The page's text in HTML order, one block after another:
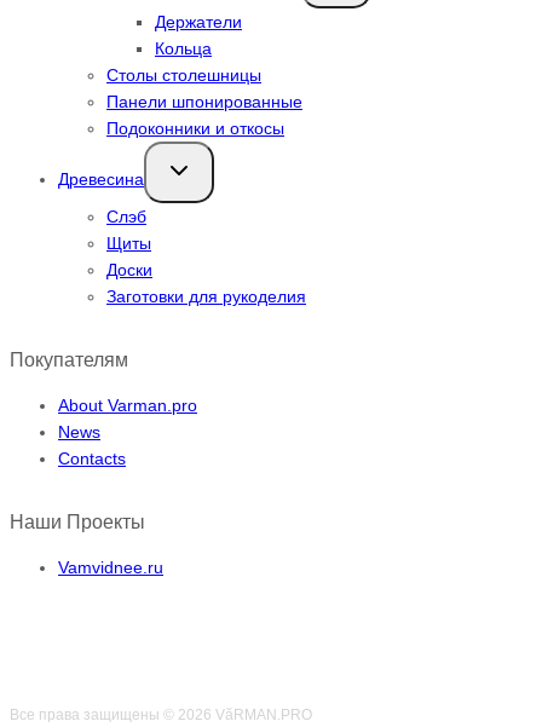
Держатели
Кольца
Столы столешницы
Панели шпонированные
Подоконники и откосы
Древесина
Переключить
дочернее
Слэб
Щиты
Доски
Заготовки для рукоделия
Покупателям
About Varman.pro
News
Contacts
Наши Проекты
Vamvidnee.ru
Все права защищены © 2026 VӑRMAN.PRO